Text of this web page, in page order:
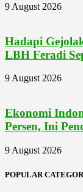
9 August 2026
Hadapi
LBH Feradi
9 August 2026
Ekonomi
Persen, Ini
9 August 2026
POPULAR